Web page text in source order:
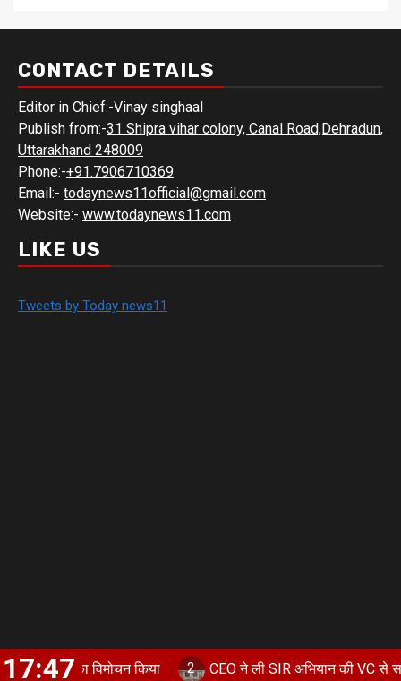
CONTACT DETAILS
Editor in Chief:-Vinay singhaal
Publish from:-31 Shipra vihar colony, Canal Road,Dehradun,
Uttarakhand 248009
Phone:-+91.7906710369
Email:- todaynews11official@gmail.com
Website:- www.todaynews11.com
LIKE US
Tweets by Today news11
17:47
का विमोचन किया 2 CEO ने ली SIR अभियान की VC से समीक्षा,